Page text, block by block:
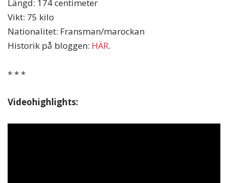
Längd: 174 centimeter
Vikt: 75 kilo
Nationalitet: Fransman/marockan
Historik på bloggen: HÄR.
* * *
Videohighlights: